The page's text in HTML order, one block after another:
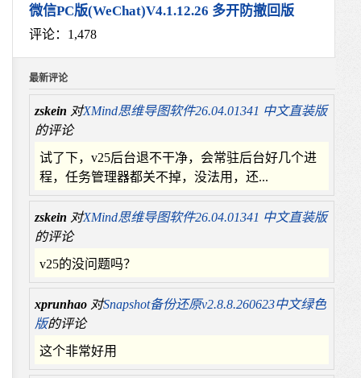
微信PC版(WeChat)V4.1.12.26 多开防撤回版
评论：1,478
最新评论
zskein 对XMind思维导图软件26.04.01341 中文直装版
的评论
试了下，v25后台退不干净，会常驻后台好几个进
程，任务管理器都关不掉，没法用，还...
zskein 对XMind思维导图软件26.04.01341 中文直装版
的评论
v25的没问题吗？
xprunhao 对Snapshot备份还原v2.8.8.260623中文绿色
版的评论
这个非常好用